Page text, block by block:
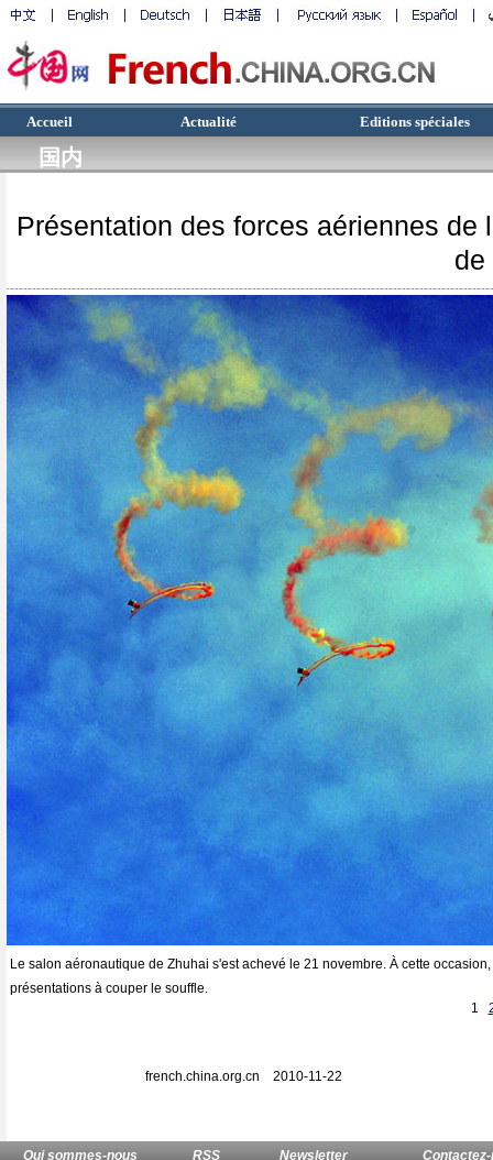
Accueil Actualité Editions spéciales
国内
Présentation des forces aériennes
de
Le salon aéronautique de Zhuhai s'est achevé le 21 novembre. À cette
présentations à couper le souffle.
1
french.china.org.cn 2010-11-22